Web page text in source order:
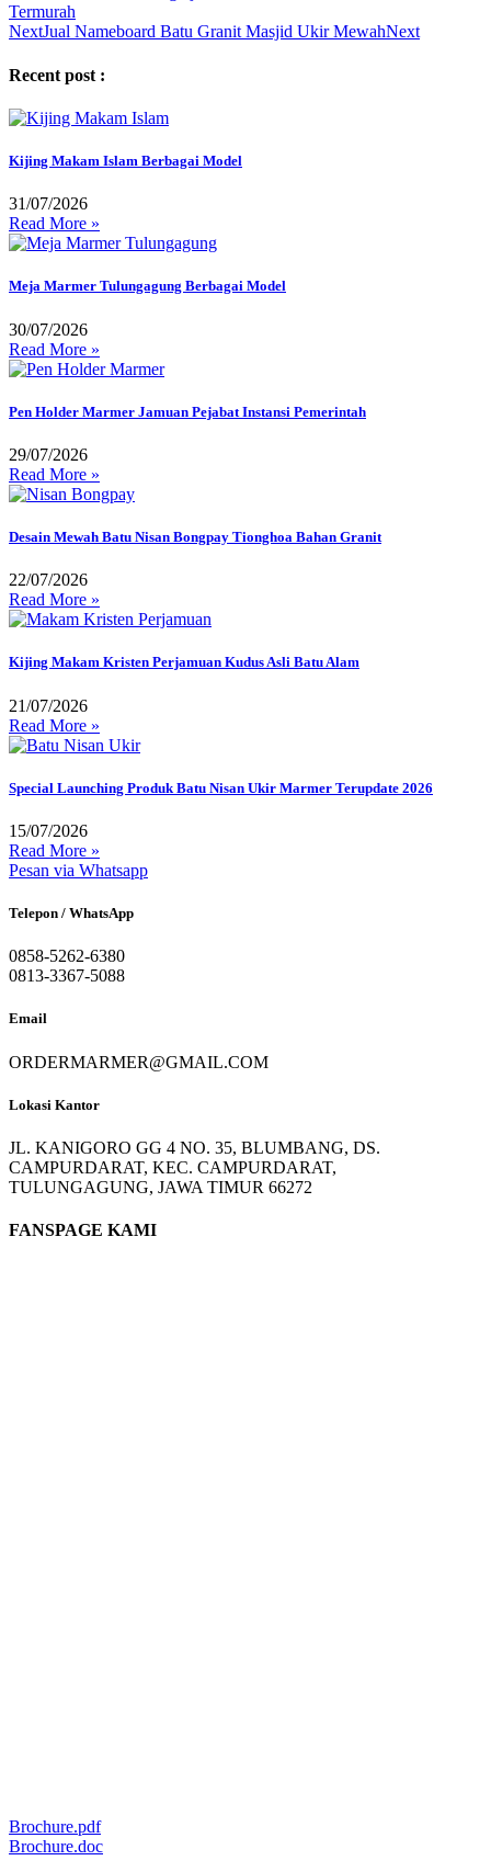
Termurah
NextJual Nameboard Batu Granit Masjid Ukir MewahNext
Recent post :
Kijing Makam Islam Berbagai Model
31/07/2026
Read More »
Meja Marmer Tulungagung Berbagai Model
30/07/2026
Read More »
Pen Holder Marmer Jamuan Pejabat Instansi Pemerintah
29/07/2026
Read More »
Desain Mewah Batu Nisan Bongpay Tionghoa Bahan Granit
22/07/2026
Read More »
Kijing Makam Kristen Perjamuan Kudus Asli Batu Alam
21/07/2026
Read More »
Special Launching Produk Batu Nisan Ukir Marmer Terupdate 2026
15/07/2026
Read More »
Pesan via Whatsapp
Telepon / WhatsApp
0858-5262-6380
0813-3367-5088
Email
ORDERMARMER@GMAIL.COM
Lokasi Kantor
JL. KANIGORO GG 4 NO. 35, BLUMBANG, DS.
CAMPURDARAT, KEC. CAMPURDARAT,
TULUNGAGUNG, JAWA TIMUR 66272
FANSPAGE KAMI
Brochure.pdf
Brochure.doc